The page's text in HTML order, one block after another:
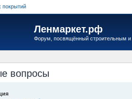
покрытий
Ленмаркет.рф
Форум, посвящённый строительным
вопросы